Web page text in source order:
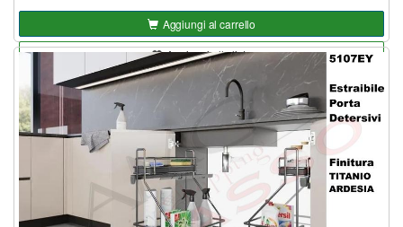
Aggiungi al carrello
Aggiungi alla lista